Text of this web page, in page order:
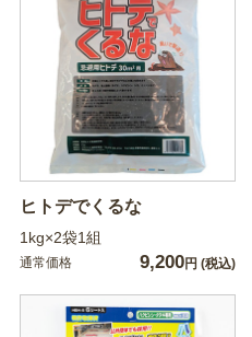
ヒトデでくるな
1kg×2袋1組
通常価格 9,200円 (税込)